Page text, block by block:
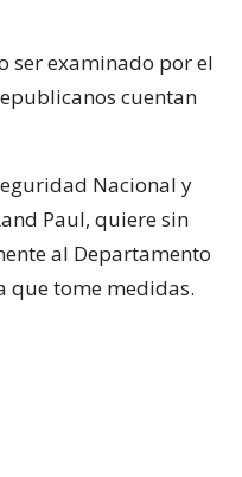
ser examinado por el
cuentan
Nacional y
Paul, quiere sin
al Departamento
que tome medidas.